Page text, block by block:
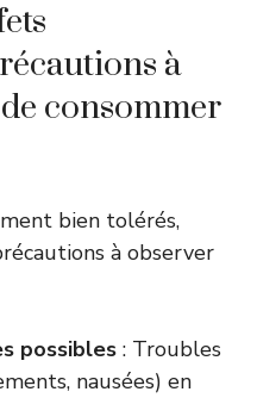
à
consommer
bien tolérés,
à observer
possibles : Troubles
nausées) en